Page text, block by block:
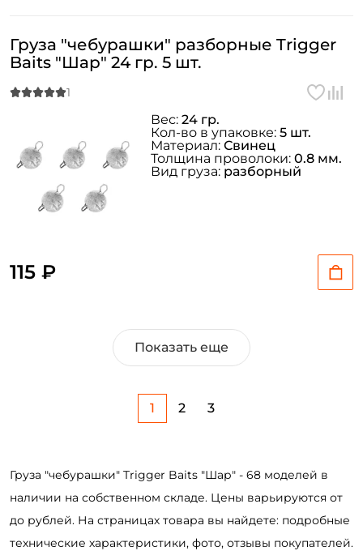
Груза "чебурашки" разборные Trigger
Baits "Шар" 24 гр. 5 шт.
115 ₽
Вес: 24 гр.
Кол-во в упаковке: 5 шт.
Материал: Свинец
Толщина проволоки: 0.8 мм.
Вид груза: разборный
Показать еще
1 2 3
Груза "чебурашки" Trigger Baits "Шар" - 68 моделей в
наличии на собственном складе. Цены варьируются от
до рублей. На страницах товара вы найдете: подробные
технические характеристики, фото, отзывы покупателей.